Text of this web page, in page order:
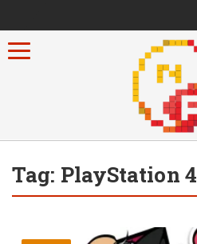
Toggle navigation
Tag: PlayStation 4